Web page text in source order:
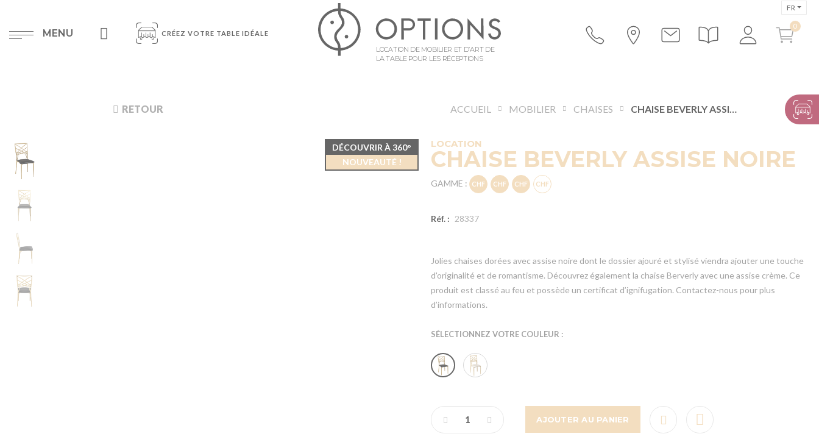
MENU CRÉEZ VOTRE TABLE IDÉALE
LOCATION DE MOBILIER ET D’ART DE
LA TABLE POUR LES RÉCEPTIONS
FR
RETOUR ACCUEIL MOBILIER CHAISES CHAISE BEVERLY ASSISE NOIRE
LOCATION
CHAISE BEVERLY ASSISE NOIRE
GAMME :
Réf. : 28337
Jolies chaises dorées avec assise noire dont le dossier ajouré et stylisé viendra ajouter une touche
d'originalité et de romantisme. Découvrez également la chaise Berverly avec une assise crème. Ce
produit est classé au feu et possède un certificat d’ignifugation. Contactez-nous pour plus
d’informations.
SÉLECTIONNEZ VOTRE COULEUR :
AJOUTER AU PANIER
DÉCOUVRIR À 360°
NOUVEAUTÉ !